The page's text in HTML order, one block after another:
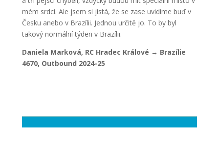
mém srdci. Ale jsem si jistá, že se zase uvidíme buď v
Česku anebo v Brazílii. Jednou určitě jo. To by byl
takový normální týden v Brazílii.
Daniela Marková, RC Hradec Králové → Brazílie
4670, Outbound 2024-25